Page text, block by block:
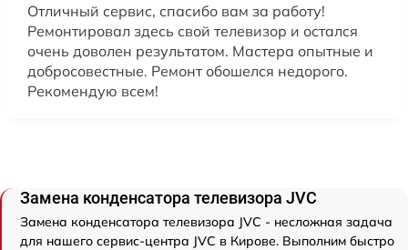
Отличный сервис, спасибо вам за работу!
Ремонтировал здесь свой телевизор и остался
очень доволен результатом. Мастера опытные и
добросовестные. Ремонт обошелся недорого.
Рекомендую всем!
Замена конденсатора телевизора JVC
Замена конденсатора телевизора JVC - несложная задача
для нашего сервис-центра JVC в Кирове. Выполним быстро